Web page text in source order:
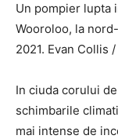
Un pompier lupta
Wooroloo, la
2021. Evan Collis
In ciuda corului
schimbarile
mai intense de